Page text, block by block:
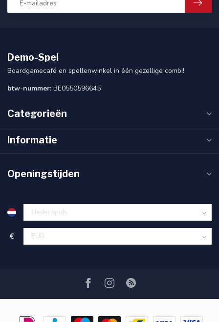
Demo-Spel
Boardgamecafé en spellenwinkel in één gezellige combi!
btw-nummer: BE0550596645
Categorieën
Informatie
Openingstijden
€